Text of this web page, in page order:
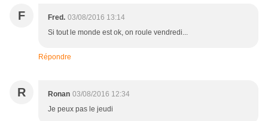
F Fred. 03/08/2016 13:14
Si tout le monde est ok, on roule vendredi...
Répondre
R Ronan 03/08/2016 12:34
Je peux pas le jeudi